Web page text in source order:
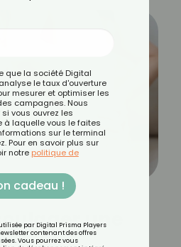
une
que la société Digital
le taux d'ouverture
mesurer et optimiser les
campagnes. Nous
vous ouvrez les
à laquelle vous le faites
sur le terminal
Pour en savoir plus sur
notre politique de
cadeau !
par Digital Prisma Players
contenant des offres
Vous pourrez vous